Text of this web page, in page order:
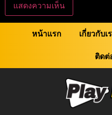
หน้าแรก เกี่ยวกับเ
ติดต่